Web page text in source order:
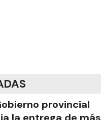
provincial